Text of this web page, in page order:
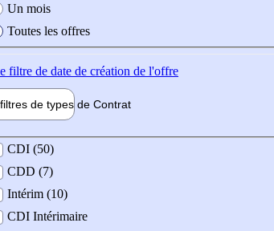
Un mois
Toutes les offres
filtre de date de création de l'offre
de types de Contrat
CDI (50)
CDD (7)
Intérim (10)
CDI Intérimaire